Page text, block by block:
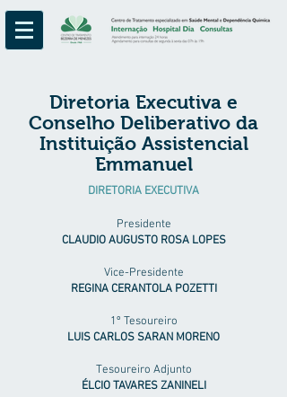
Diretoria Executiva e
Conselho Deliberativo da
Instituição Assistencial
Emmanuel
DIRETORIA EXECUTIVA
Presidente
CLAUDIO AUGUSTO ROSA LOPES
Vice-Presidente
REGINA CERANTOLA POZETTI
1º Tesoureiro
LUIS CARLOS SARAN MORENO
Tesoureiro Adjunto
ÉLCIO TAVARES ZANINELI